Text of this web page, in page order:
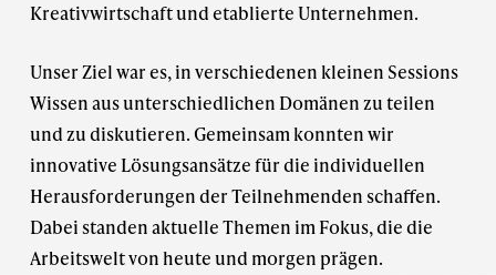
Kreativwirtschaft und etablierte Unternehmen.
Unser Ziel war es, in verschiedenen kleinen Sessions
Wissen aus unterschiedlichen Domänen zu teilen
und zu diskutieren. Gemeinsam konnten wir
innovative Lösungsansätze für die individuellen
Herausforderungen der Teilnehmenden schaffen.
Dabei standen aktuelle Themen im Fokus, die die
Arbeitswelt von heute und morgen prägen.